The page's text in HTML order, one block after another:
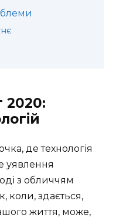
2020:
де технологія
уявлення
з обличчям
коли, здається,
життя, може,